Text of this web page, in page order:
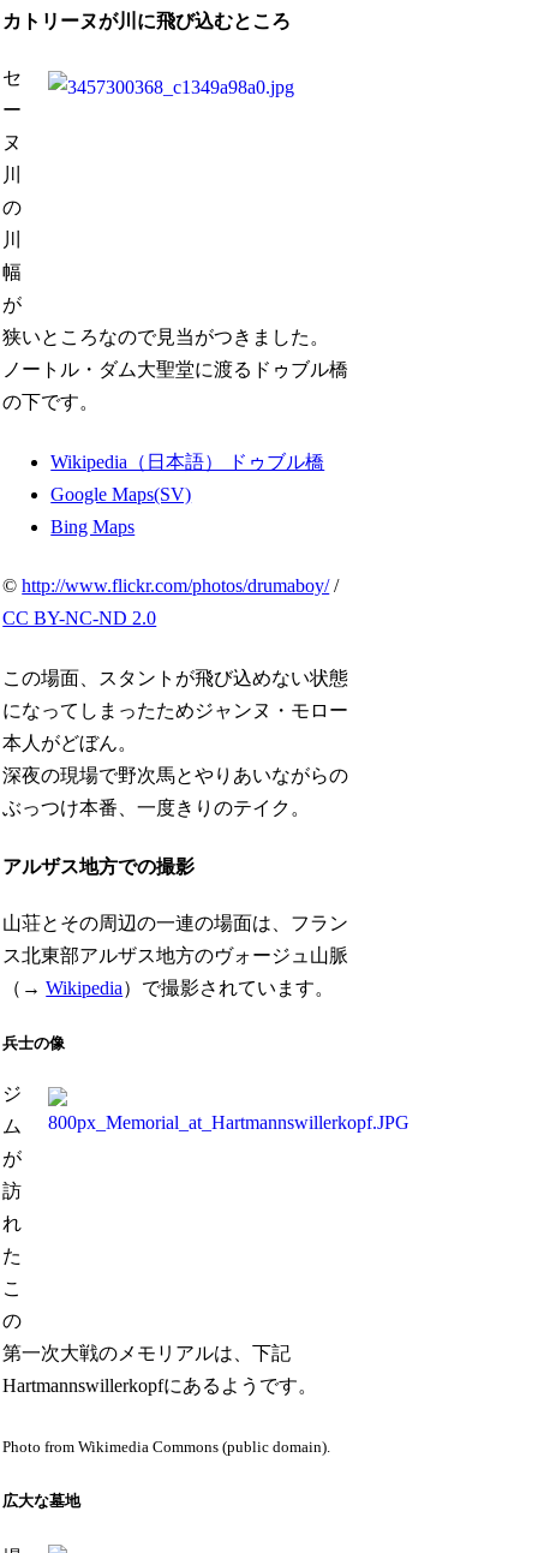
カトリーヌが川に飛び込むところ
セ
ー
ヌ
川
の
川
幅
が
狭いところなので見当がつきました。
ノートル・ダム大聖堂に渡るドゥブル橋
の下です。
Wikipedia（日本語） ドゥブル橋
Google Maps(SV)
Bing Maps
©http://www.flickr.com/photos/drumaboy//
CC BY-NC-ND 2.0
この場面、スタントが飛び込めない状態
になってしまったためジャンヌ・モロー
本人がどぼん。
深夜の現場で野次馬とやりあいながらの
ぶっつけ本番、一度きりのテイク。
アルザス地方での撮影
山荘とその周辺の一連の場面は、フラン
ス北東部アルザス地方のヴォージュ山脈
（→Wikipedia）で撮影されています。
兵士の像
ジ
ム
が
訪
れ
た
こ
の
第一次大戦のメモリアルは、下記
Hartmannswillerkopfにあるようです。
Photo from Wikimedia Commons (public domain).
広大な墓地